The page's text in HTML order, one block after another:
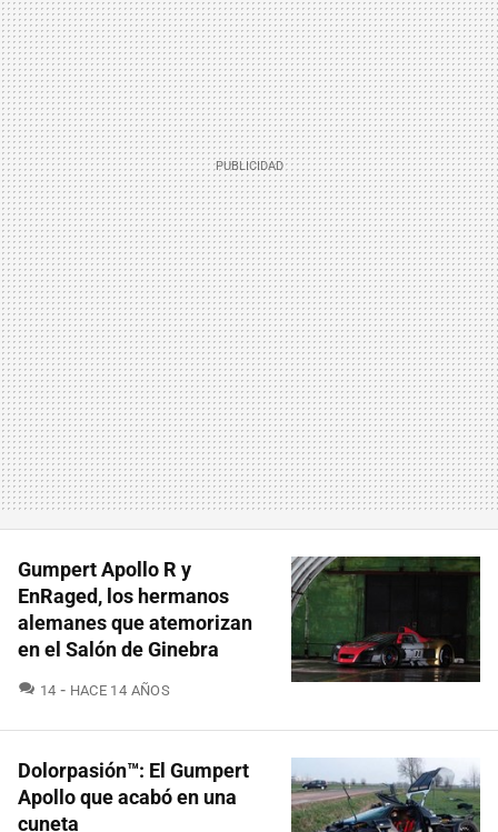
Gumpert Apollo R y
EnRaged, los hermanos
alemanes que atemorizan
en el Salón de Ginebra
14 COMENTARIOS
HACE 14 AÑOS
Dolorpasión™: El Gumpert
Apollo que acabó en una
cuneta